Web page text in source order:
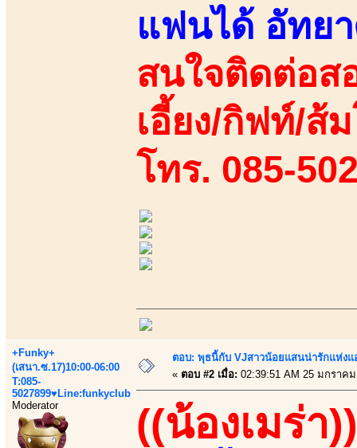
แฟนได้ อัทย
สนใจติดต่อส
เอี้ยง/กิฟท์/ส้
โทร. 085-
+Funky+
(เสนา.ซ.17)10:00-06:00
T:085-
5027899♥Line:funkyclub
Moderator
ตอบ: พุธนี้กับ VJสาวน้อยแสนน่ารักแห่งแ
« ตอบ #2 เมื่อ: 02:39:51 AM 25 มกราค
((น้องเมร่า))